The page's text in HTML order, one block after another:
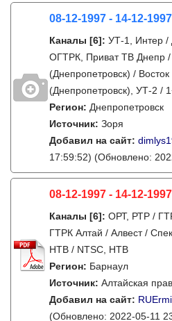
08-12-1997 - 14-12-1997
Каналы [6]: УТ-1, Интер /
ОГТРК, Приват ТВ Днепр
(Днепропетровск) /
(Днепропетровск), УТ-2 /
Регион: Днепропетровск
Источник: Зоря
Добавил на сайт:
17:59:52) (Обновлено:
08-12-1997 - 14-12-1997
Каналы [6]: ОРТ, РТР /
ГТРК Алтай / Алвест /
НТВ / NTSC, НТВ
Регион: Барнаул
Источник: Алтайская
Добавил на сайт:
(Обновлено: 2022-05-11